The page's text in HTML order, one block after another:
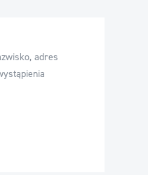
adres